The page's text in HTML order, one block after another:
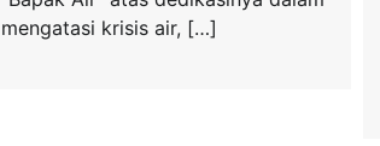
mengatasi krisis air, […]